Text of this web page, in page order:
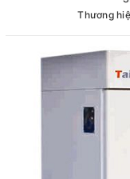
Thương